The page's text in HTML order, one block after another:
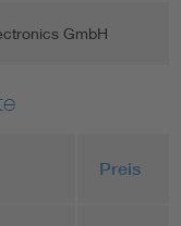
GmbH
Preis